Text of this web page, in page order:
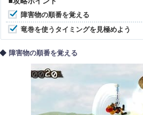
障害物の順番を覚える
竜巻を使うタイミングを見極めよう
障害物の順番を覚える